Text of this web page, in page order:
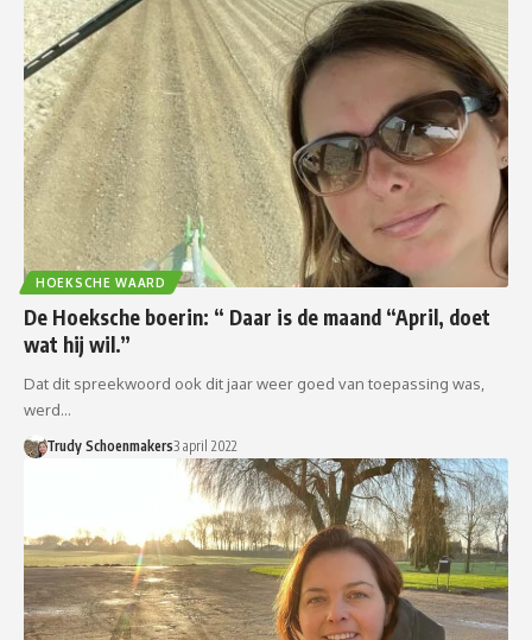
HOEKSCHE WAARD
De Hoeksche boerin: “ Daar is de maand “April, doet
wat hij wil.”
Dat dit spreekwoord ook dit jaar weer goed van toepassing was,
werd…
Trudy Schoenmakers3 april 2022